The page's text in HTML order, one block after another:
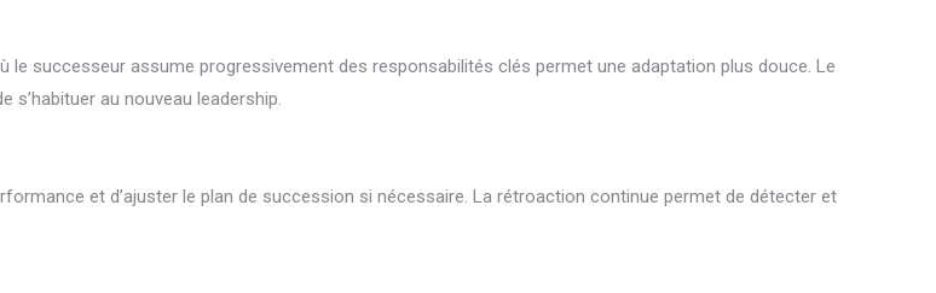
successeur assume progressivement des responsabilités clés permet une adaptation plus douce. Le
au nouveau leadership.
et d’ajuster le plan de succession si nécessaire. La rétroaction continue permet de détecter et